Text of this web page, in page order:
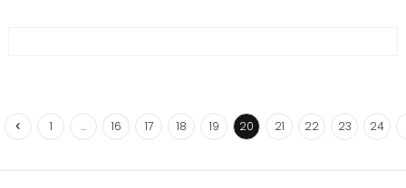
1 … 16 17 18 19 20 21 22 23 24